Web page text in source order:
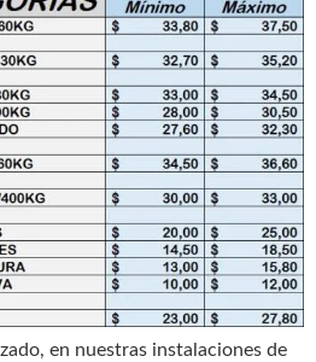
en nuestras instalaciones de